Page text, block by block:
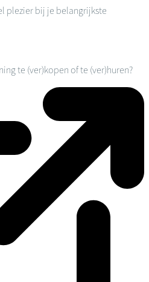
plezier bij je belangrijkste
te (ver)kopen of te (ver)huren?